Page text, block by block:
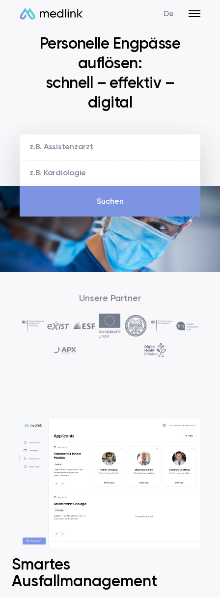
De
Personelle Engpässe
auflösen:
schnell – effektiv –
digital
Suchen
Unsere Partner
Smartes
Ausfallmanagement